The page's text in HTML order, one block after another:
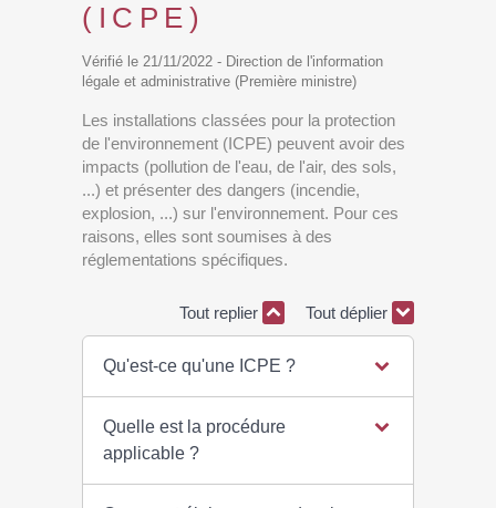
(ICPE)
Vérifié le 21/11/2022 - Direction de l'information
légale et administrative (Première ministre)
Les installations classées pour la protection
de l'environnement (ICPE) peuvent avoir des
impacts (pollution de l'eau, de l'air, des sols,
...) et présenter des dangers (incendie,
explosion, ...) sur l'environnement. Pour ces
raisons, elles sont soumises à des
réglementations spécifiques.
Tout replier Tout déplier
Qu'est-ce qu'une ICPE ?
Quelle est la procédure
applicable ?